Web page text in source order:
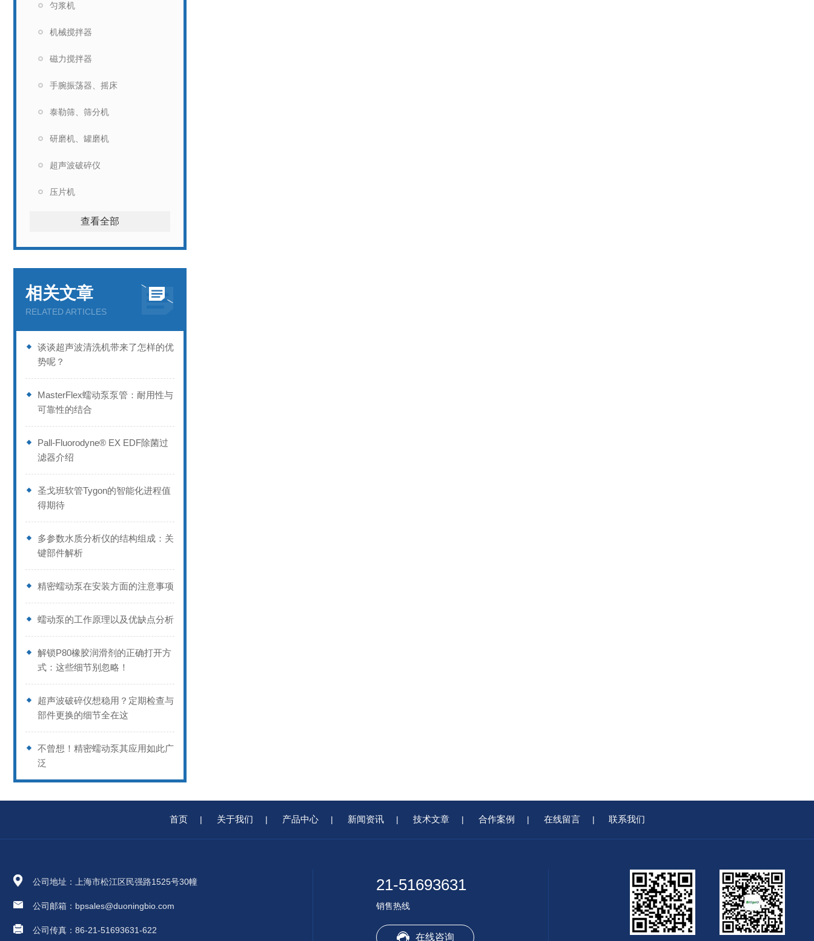
匀浆机
机械搅拌器
磁力搅拌器
手腕振荡器、摇床
泰勒筛、筛分机
研磨机、罐磨机
超声波破碎仪
压片机
查看全部
相关文章
RELATED ARTICLES
谈谈超声波清洗机带来了怎样的优
势呢？
MasterFlex蠕动泵泵管：耐用性与
可靠性的结合
Pall-Fluorodyne® EX EDF除菌过
滤器介绍
圣戈班软管Tygon的智能化进程值
得期待
多参数水质分析仪的结构组成：关
键部件解析
精密蠕动泵在安装方面的注意事项
蠕动泵的工作原理以及优缺点分析
解锁P80橡胶润滑剂的正确打开方
式：这些细节别忽略！
超声波破碎仪想稳用？定期检查与
部件更换的细节全在这
不曾想！精密蠕动泵其应用如此广
泛
首页 | 关于我们 | 产品中心 | 新闻资讯 | 技术文章 | 合作案例 | 在线留言 | 联系我们
公司地址：上海市松江区民强路1525号30幢
公司邮箱：bpsales@duoningbio.com
公司传真：86-21-51693631-622
21-51693631
销售热线
在线咨询